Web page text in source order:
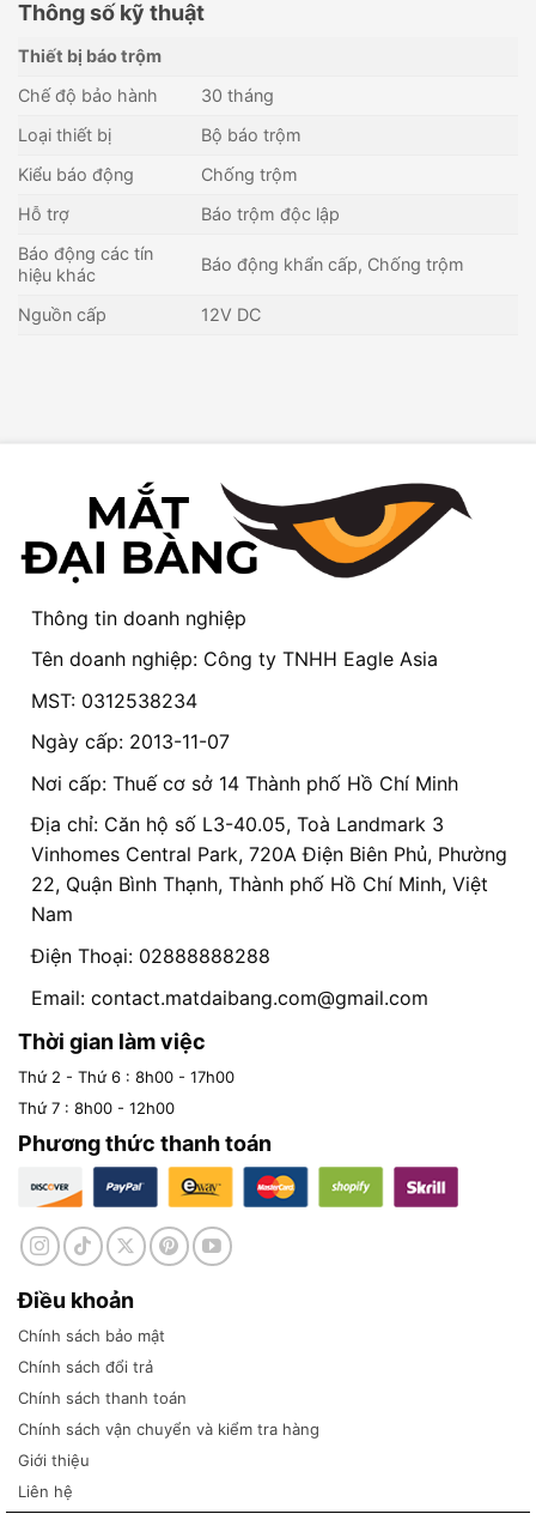
Thông số kỹ thuật
Thiết bị báo trộm
Chế độ bảo hành
30 tháng
Loại thiết bị
Bộ báo trộm
Kiểu báo động
Chống trộm
Hỗ trợ
Báo trộm độc lập
Báo động các tín
hiệu khác
Báo động khẩn cấp, Chống trộm
Nguồn cấp 12V DC
Thông tin doanh nghiệp
Tên doanh nghiệp: Công ty TNHH Eagle Asia
MST: 0312538234
Ngày cấp: 2013-11-07
Nơi cấp: Thuế cơ sở 14 Thành phố Hồ Chí Minh
Địa chỉ: Căn hộ số L3-40.05, Toà Landmark 3
Vinhomes Central Park, 720A Điện Biên Phủ, Phường
22, Quận Bình Thạnh, Thành phố Hồ Chí Minh, Việt
Nam
Điện Thoại: 02888888288
Email: contact.matdaibang.com@gmail.com
Thời gian làm việc
Thứ 2 - Thứ 6 : 8h00 - 17h00
Thứ 7 : 8h00 - 12h00
Phương thức thanh toán
Điều khoản
Chính sách bảo mật
Chính sách đổi trả
Chính sách thanh toán
Chính sách vận chuyển và kiểm tra hàng
Giới thiệu
Liên hệ